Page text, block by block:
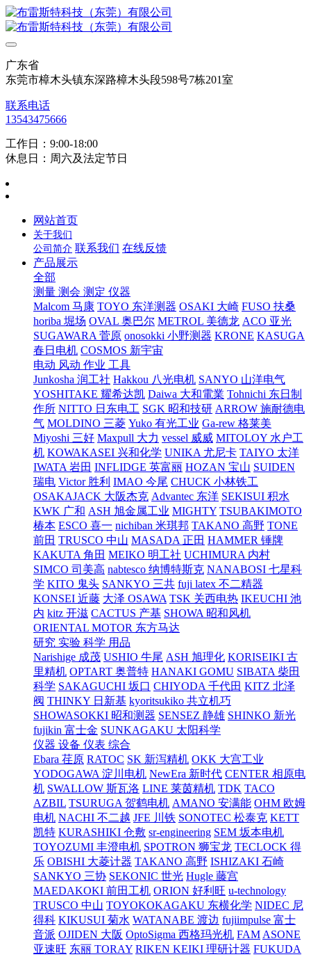
广东省
东莞市樟木头镇东深路樟木头段598号7栋201室
联系电话
13543475666
工作日：9:00-18:00
休息日：周六及法定节日
网站首页
关于我们
公司简介 联系我们 在线反馈
产品展示
全部
测量 测会 测定 仪器
Malcom 马康 TOYO 东洋测器 OSAKI 大崎 FUSO 扶桑
horiba 堀场 OVAL 奥巴尔 METROL 美德龙 ACO 亚光
SUGAWARA 菅原 onosokki 小野测器 KRONE KASUGA
春日电机 COSMOS 新宇宙
电动 风动 作业 工具
Junkosha 润工社 Hakkou 八光电机 SANYO 山洋电气
YOSHITAKE 耀希达凯 Daiwa 大和電業 Tohnichi 东日制
作所 NITTO 日东电工 SGK 昭和技研 ARROW 施耐德电
气 MOLDINO 三菱 Yuko 有光工业 Ga-rew 格莱美
Miyoshi 三好 Maxpull 大力 vessel 威威 MITOLOY 水户工
机 KOWAKASEI 兴和化学 UNIKA 尤尼卡 TAIYO 太洋
IWATA 岩田 INFLIDGE 英富丽 HOZAN 宝山 SUIDEN
瑞电 Victor 胜利 IMAO 今尾 CHUCK 小林铁工
OSAKAJACK 大阪杰克 Advantec 东洋 SEKISUI 积水
KWK 广和 ASH 旭金属工业 MIGHTY TSUBAKIMOTO
椿本 ESCO 喜一 nichiban 米琪邦 TAKANO 高野 TONE
前田 TRUSCO 中山 MASADA 正田 HAMMER 锤牌
KAKUTA 角田 MEIKO 明工社 UCHIMURA 内村
SIMCO 司美高 nabtesco 纳博特斯克 NANABOSI 七星科
学 KITO 鬼头 SANKYO 三共 fuji latex 不二精器
KONSEI 近藤 大泽 OSAWA TSK 关西电热 IKEUCHI 池
内 kitz 开滋 CACTUS 产基 SHOWA 昭和风机
ORIENTAL MOTOR 东方马达
研究 实验 科学 用品
Narishige 成茂 USHIO 牛尾 ASH 旭理化 KORISEIKI 古
里精机 OPTART 奥普特 HANAKI GOMU SIBATA 柴田
科学 SAKAGUCHI 坂口 CHIYODA 千代田 KITZ 北泽
阀 THINKY 日新基 kyoritsukiko 共立机巧
SHOWASOKKI 昭和测器 SENSEZ 静雄 SHINKO 新光
fujikin 富士金 SUNKAGAKU 太阳科学
仪器 设备 仪表 综合
Ebara 荏原 RATOC SK 新泻精机 OKK 大宫工业
YODOGAWA 淀川电机 NewEra 新时代 CENTER 相原电
机 SWALLOW 斯瓦洛 LINE 莱茵精机 TDK TACO
AZBIL TSURUGA 贺鹤电机 AMANO 安满能 OHM 欧姆
电机 NACHI 不二越 JFE 川铁 SONOTEC 松泰克 KETT
凯特 KURASHIKI 仓敷 sr-engineering SEM 坂本电机
TOYOZUMI 丰澄电机 SPOTRON 狮宝龙 TECLOCK 得
乐 OBISHI 大菱计器 TAKANO 高野 ISHIZAKI 石崎
SANKYO 三协 SEKONIC 世光 Hugle 藤宫
MAEDAKOKI 前田工机 ORION 好利旺 u-technology
TRUSCO 中山 TOYOKOKAGAKU 东横化学 NIDEC 尼
得科 KIKUSUI 菊水 WATANABE 渡边 fujiimpulse 富士
音派 OJIDEN 大阪 OptoSigma 西格玛光机 FAM ASONE
亚速旺 东丽 TORAY RIKEN KEIKI 理研计器 FUKUDA